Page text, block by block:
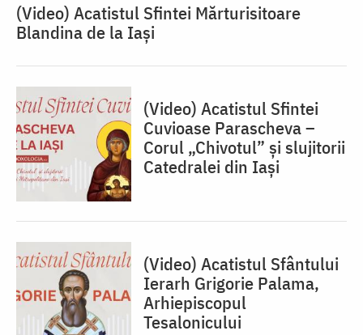
(Video) Acatistul Sfintei Mărturisitoare
Blandina de la Iași
(Video) Acatistul Sfintei
Cuvioase Parascheva –
Corul „Chivotul” și slujitorii
Catedralei din Iași
(Video) Acatistul Sfântului
Ierarh Grigorie Palama,
Arhiepiscopul
Tesalonicului